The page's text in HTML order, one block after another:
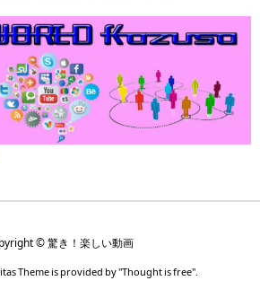
©驚き！楽しい動画
Theme is provided by "Thought is free".